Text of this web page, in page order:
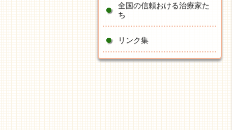
全国の信頼おける治療家た
ち
リンク集